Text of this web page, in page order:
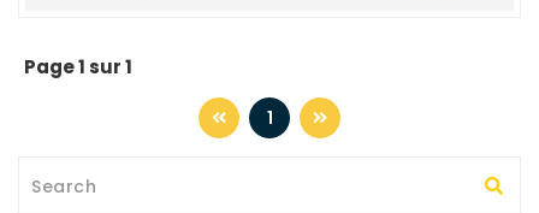
Page 1 sur 1
1